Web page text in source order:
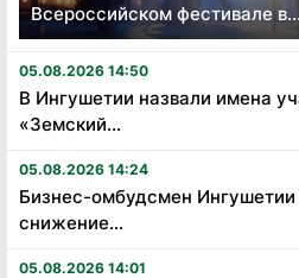
Всероссийском фестивале в...
05.08.2026 14:50
В Ингушетии назвали имена
«Земский...
05.08.2026 14:24
Бизнес-омбудсмен Ингушетии
снижение...
05.08.2026 14:01